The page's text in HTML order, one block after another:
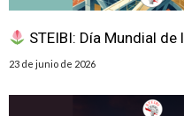
STEIBI: Día Mundial
23 de junio de 2026